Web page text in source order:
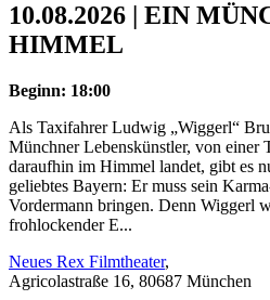
10.08.2026 | EIN
HIMMEL
Beginn: 18:00
Als Taxifahrer Ludwig „Wiggerl“
Münchner Lebenskünstler, von einer
daraufhin im Himmel landet, gibt es
geliebtes Bayern: Er muss sein
Vordermann bringen. Denn Wiggerl
frohlockender E...
Neues Rex Filmtheater,
Agricolastraße 16, 80687 München